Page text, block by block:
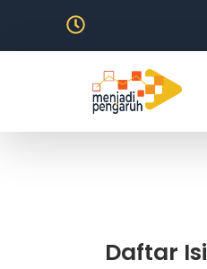
Daftar Isi